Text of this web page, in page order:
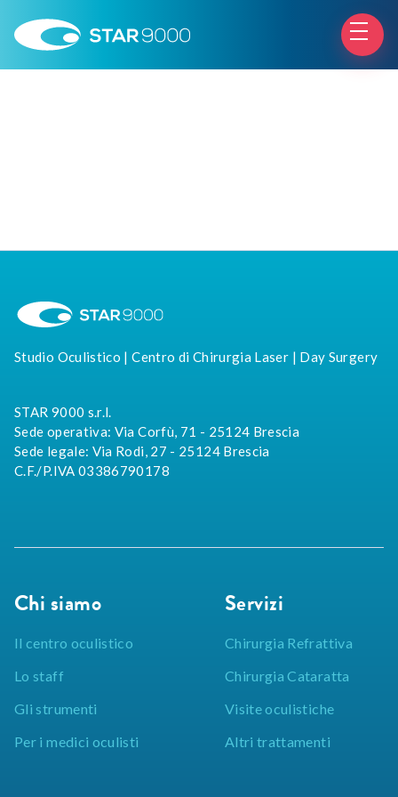
Studio Oculistico | Centro di Chirurgia Laser | Day Surgery
STAR 9000 s.r.l.
Sede operativa: Via Corfù, 71 - 25124 Brescia
Sede legale: Via Rodi, 27 - 25124 Brescia
C.F./P.IVA 03386790178
Chi siamo
Il centro oculistico
Lo staff
Gli strumenti
Per i medici oculisti
Servizi
Chirurgia Refrattiva
Chirurgia Cataratta
Visite oculistiche
Altri trattamenti